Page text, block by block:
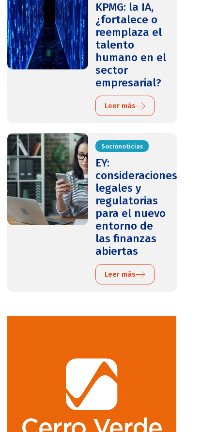
KPMG: la IA,
¿fortalece o
reemplaza el
talento
humano en el
sector
empresarial?
Leer más
Socionoticias
EY:
consideraciones
legales y
regulatorias
para el nuevo
entorno de
las finanzas
abiertas
Leer más